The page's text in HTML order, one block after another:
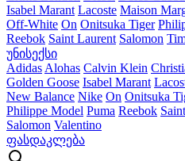
Isabel Marant Lacoste Maison
Off-White On Onitsuka Tiger
Reebok Saint Laurent Salomon
უნისექსი
Adidas Alohas Calvin Klein
Golden Goose Isabel Marant
New Balance Nike On Onitsuka
Philippe Model Puma Reebok
Salomon Valentino
ფასდაკლება